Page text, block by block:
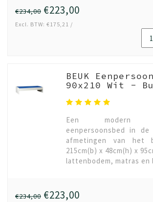
€234,00 €223,00
Excl. BTW: €175,21 /
BEUK
90x210 Wit -
Een modern
eenpersoonsbed in
afmetingen van het
215cm(b) x 48cm(h) x
lattenbodem, matras en
€234,00 €223,00